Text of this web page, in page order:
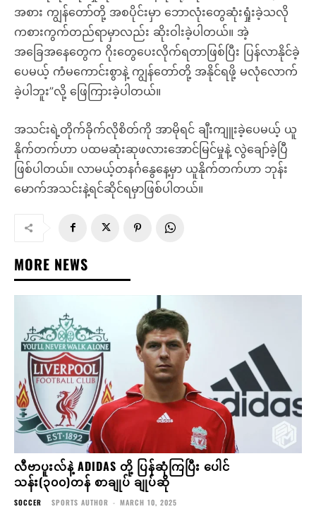
အစား ကျွန်တော်တို့ အစပိုင်းမှာ ဘောလုံးတွေဆုံးရှုံးခဲ့သလို
ကစားကွက်တည်ရာမှာလည်း ဆိုးဝါးခဲ့ပါတယ်။ အဲ့
အခြေအနေတွေက ဂိုးတွေပေးလိုက်ရတာဖြစ်ပြီး ပြန်လာနိုင်ခဲ့
ပေမယ့် ကံမကောင်းစွာနဲ့ ကျွန်တော်တို့ အနိုင်ရဖို့ မလုံလောက်
ခဲ့ပါဘူး”လို့ ဖြေကြားခဲ့ပါတယ်။
အသင်းရဲ့တိုက်ခိုက်လိုစိတ်ကို အာမိုရင် ချီးကျူးခဲ့ပေမယ့် ယူ
နိုက်တက်ဟာ ပထမဆုံးဆုဖလားအောင်မြင်မှုနဲ့ လွဲချော်ခဲ့ပြီ
ဖြစ်ပါတယ်။ လာမယ့်တနင်္ဂနွေနေ့မှာ ယူနိုက်တက်ဟာ ဘုန်း
မောက်အသင်းနဲ့ရင်ဆိုင်ရမှာဖြစ်ပါတယ်။
MORE NEWS
လီဗာပူးလ်နဲ့ ADIDAS တို့ ပြန်ဆုံကြပြီး ပေါင်
သန်း(၃၀၀)တန် စာချုပ် ချုပ်ဆို
SOCCER SPORTS AUTHOR - MARCH 10, 2025